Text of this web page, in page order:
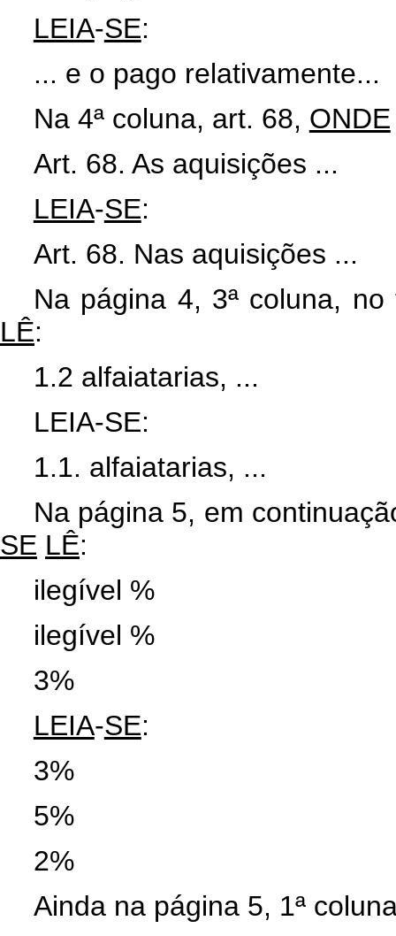
LEIA-SE:
... e o pago relativamente...
Na 4ª coluna, art. 68, ONDE
Art. 68. As aquisições ...
LEIA-SE:
Art. 68. Nas aquisições ...
Na página 4, 3ª coluna,
LÊ:
1.2 alfaiatarias, ...
LEIA-SE:
1.1. alfaiatarias, ...
Na página 5, em
SE LÊ:
ilegível %
ilegível %
3%
LEIA-SE:
3%
5%
2%
Ainda na página 5, 1ª